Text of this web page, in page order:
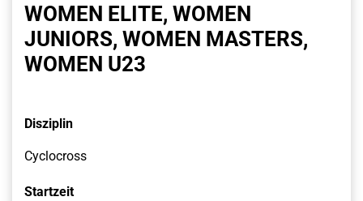
WOMEN ELITE, WOMEN
JUNIORS, WOMEN MASTERS,
WOMEN U23
Disziplin
Cyclocross
Startzeit